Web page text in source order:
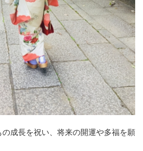
成長を祝い、将来の開運や多福を願